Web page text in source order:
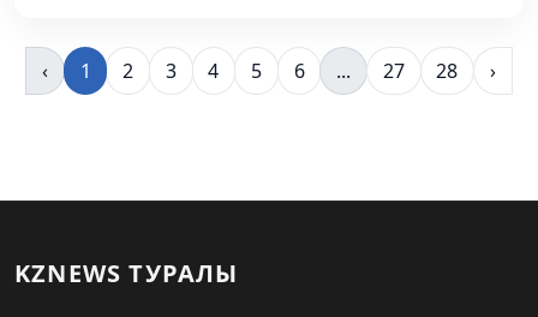
‹ 1 2 3 4 5 6 ... 27 28 ›
KZNEWS ТУРАЛЫ